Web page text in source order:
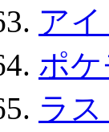
ア
ポケ
ラ